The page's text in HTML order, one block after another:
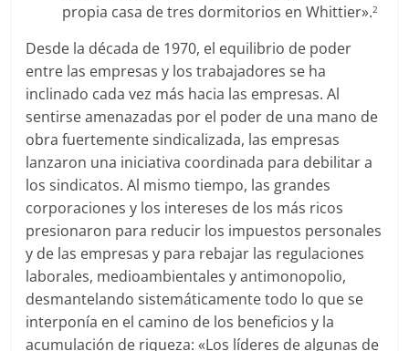
propia casa de tres dormitorios en Whittier».2
Desde la década de 1970, el equilibrio de poder
entre las empresas y los trabajadores se ha
inclinado cada vez más hacia las empresas. Al
sentirse amenazadas por el poder de una mano de
obra fuertemente sindicalizada, las empresas
lanzaron una iniciativa coordinada para debilitar a
los sindicatos. Al mismo tiempo, las grandes
corporaciones y los intereses de los más ricos
presionaron para reducir los impuestos personales
y de las empresas y para rebajar las regulaciones
laborales, medioambientales y antimonopolio,
desmantelando sistemáticamente todo lo que se
interponía en el camino de los beneficios y la
acumulación de riqueza: «Los líderes de algunas de